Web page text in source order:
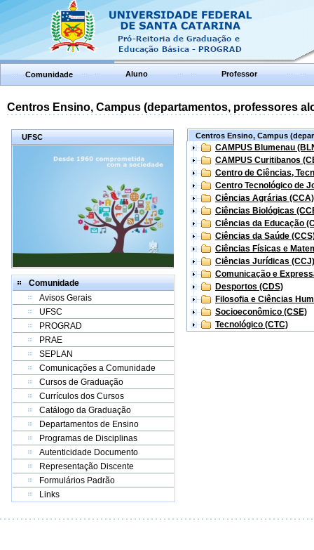
Comunidade Aluno Professor
Centros Ensino, Campus (departamentos, professores
UFSC
Comunidade
Avisos Gerais
UFSC
PROGRAD
PRAE
SEPLAN
Comunicações a Comunidade
Cursos de Graduação
Currículos dos Cursos
Catálogo da Graduação
Departamentos de Ensino
Programas de Disciplinas
Autenticidade Documento
Representação Discente
Formulários Padrão
Links
Centros Ensino, Campus
CAMPUS Blumenau
CAMPUS Curitibanos
Centro de Ciências,
Centro Tecnológico de
Ciências Agrárias (CCA)
Ciências Biológicas
Ciências da Educação
Ciências da Saúde
Ciências Físicas e
Ciências Jurídicas (CCJ)
Comunicação e
Desportos (CDS)
Filosofia e Ciências
Socioeconômico (CSE)
Tecnológico (CTC)